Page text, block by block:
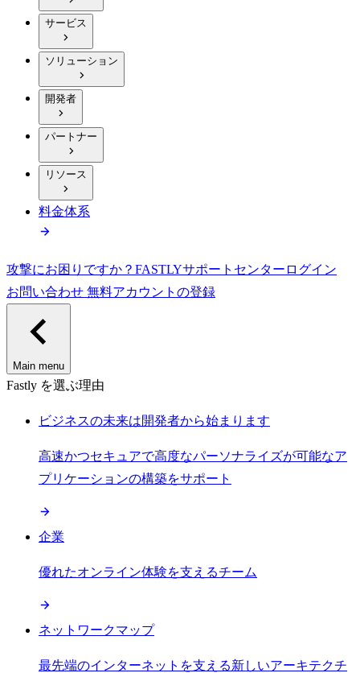
サービス
ソリューション
開発者
パートナー
リソース
料金体系
攻撃にお困りですか？ FASTLYサポートセンター ログイン
お問い合わせ 無料アカウントの登録
Main menu
Fastly を選ぶ理由
ビジネスの未来は開発者から始まります
高速かつセキュアで高度なパーソナライズが可能なア
プリケーションの構築をサポート
企業
優れたオンライン体験を支えるチーム
ネットワークマップ
最先端のインターネットを支える新しいアーキテクチ